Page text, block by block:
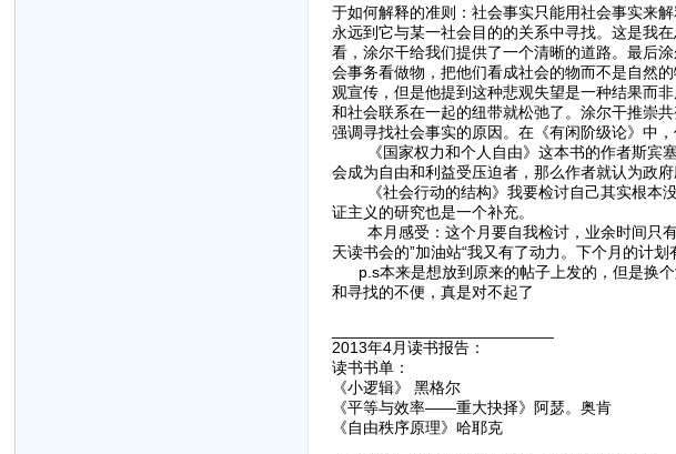
于如何解释的准则：社会事实只能用社会事实来
永远到它与某一社会目的的关系中寻找。这是我
看，涂尔干给我们提供了一个清晰的道路。最后
会事务看做物，把他们看成社会的物而不是自然
观宣传，但是他提到这种悲观失望是一种结果而
和社会联系在一起的纽带就松弛了。涂尔干推崇
强调寻找社会事实的原因。在《有闲阶级论》中
《国家权力和个人自由》这本书的作者斯宾塞
会成为自由和利益受压迫者，那么作者就认为政
《社会行动的结构》我要检讨自己其实根本没
证主义的研究也是一个补充。
本月感受：这个月要自我检讨，业余时间只有
天读书会的”加油站“我又有了动力。下个月的计
p.s本来是想放到原来的帖子上发的，但是换个
和寻找的不便，真是对不起了
2013年4月读书报告：
读书书单：
《小逻辑》 黑格尔
《平等与效率——重大抉择》阿瑟。奥肯
《自由秩序原理》哈耶克